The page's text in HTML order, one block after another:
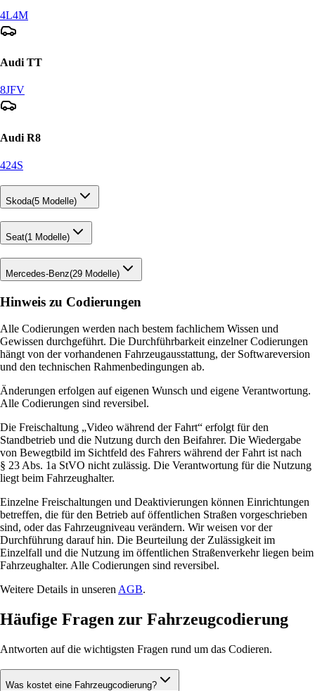
4L4M
Audi TT
8JFV
Audi R8
424S
Skoda(5 Modelle)
Seat(1 Modelle)
Mercedes-Benz(29 Modelle)
Hinweis zu Codierungen
Alle Codierungen werden nach bestem fachlichem Wissen und
Gewissen durchgeführt. Die Durchführbarkeit einzelner Codierungen
hängt von der vorhandenen Fahrzeugausstattung, der Softwareversion
und den technischen Rahmenbedingungen ab.
Änderungen erfolgen auf eigenen Wunsch und eigene Verantwortung.
Alle Codierungen sind reversibel.
Die Freischaltung „Video während der Fahrt“ erfolgt für den
Standbetrieb und die Nutzung durch den Beifahrer. Die Wiedergabe
von Bewegtbild im Sichtfeld des Fahrers während der Fahrt ist nach
§ 23 Abs. 1a StVO nicht zulässig. Die Verantwortung für die Nutzung
liegt beim Fahrzeughalter.
Einzelne Freischaltungen und Deaktivierungen können Einrichtungen
betreffen, die für den Betrieb auf öffentlichen Straßen vorgeschrieben
sind, oder das Fahrzeugniveau verändern. Wir weisen vor der
Durchführung darauf hin. Die Beurteilung der Zulässigkeit im
Einzelfall und die Nutzung im öffentlichen Straßenverkehr liegen beim
Fahrzeughalter. Alle Codierungen sind reversibel.
Weitere Details in unserenAGB.
Häufige Fragen zur Fahrzeugcodierung
Antworten auf die wichtigsten Fragen rund um das Codieren.
Was kostet eine Fahrzeugcodierung?